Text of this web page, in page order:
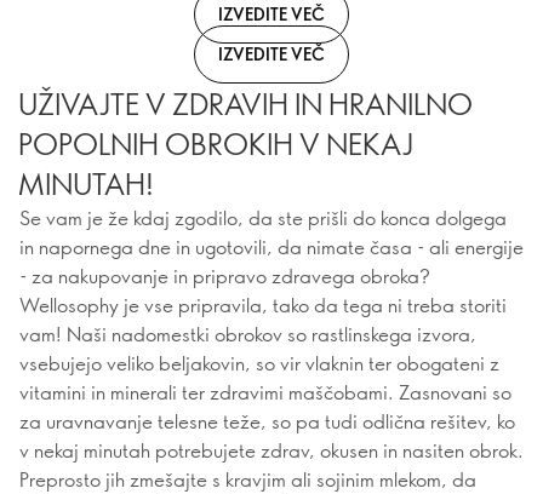
IZVEDITE VEČ
IZVEDITE VEČ
UŽIVAJTE V ZDRAVIH IN HRANILNO
POPOLNIH OBROKIH V NEKAJ
MINUTAH!
Se vam je že kdaj zgodilo, da ste prišli do konca dolgega
in napornega dne in ugotovili, da nimate časa - ali energije
- za nakupovanje in pripravo zdravega obroka?
Wellosophy je vse pripravila, tako da tega ni treba storiti
vam! Naši nadomestki obrokov so rastlinskega izvora,
vsebujejo veliko beljakovin, so vir vlaknin ter obogateni z
vitamini in minerali ter zdravimi maščobami. Zasnovani so
za uravnavanje telesne teže, so pa tudi odlična rešitev, ko
v nekaj minutah potrebujete zdrav, okusen in nasiten obrok.
Preprosto jih zmešajte s kravjim ali sojinim mlekom, da